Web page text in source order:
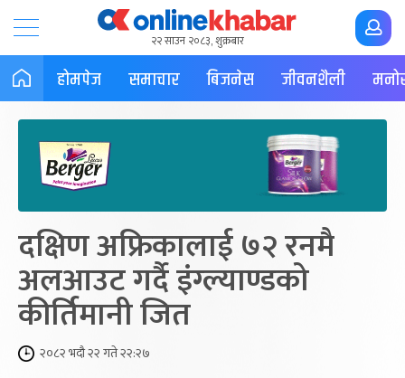
२२ साउन २०८३, शुक्रबार
होमपेज समाचार बिजनेस जीवनशैली
दक्षिण अफ्रिकालाई ७२ रनमै
अलआउट गर्दै इंग्ल्याण्डको
कीर्तिमानी जित
२०८२ भदौ २२ गते २२:२७